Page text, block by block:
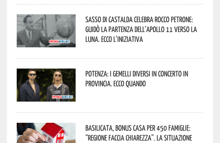
Sasso di Castalda celebra Rocco Petrone:
guidò la partenza dell’Apollo 11 verso la
Luna. Ecco l’iniziativa
Potenza: i Gemelli DiVersi in concerto in
provincia. Ecco quando
Basilicata, Bonus casa per 450 famiglie:
“Regione faccia chiarezza”. La situazione